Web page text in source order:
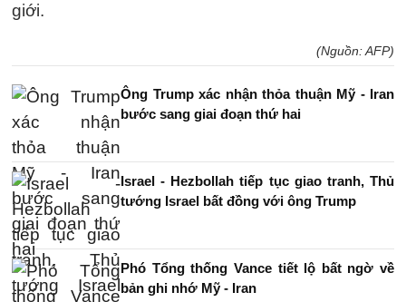
giới.
(Nguồn: AFP)
Ông Trump xác nhận thỏa thuận Mỹ - Iran
bước sang giai đoạn thứ hai
Israel - Hezbollah tiếp tục giao tranh, Thủ
tướng Israel bất đồng với ông Trump
Phó Tổng thống Vance tiết lộ bất ngờ về
bản ghi nhớ Mỹ - Iran